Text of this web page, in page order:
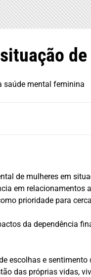
saúde mental feminina
de mulheres em
em relacionamentos
prioridade para
da dependência
escolhas e
das próprias vidas,